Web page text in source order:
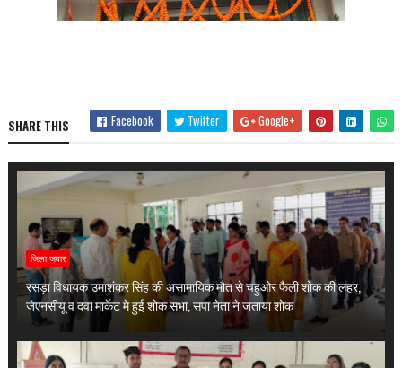
SHARE THIS Facebook Twitter Google+
जिला जवार
रसड़ा विधायक उमाशंकर सिंह की असामायिक मौत से चहुओर फैली शोक की लहर,
जेएनसीयू व दवा मार्केट मे हुई शोक सभा, सपा नेता ने जताया शोक